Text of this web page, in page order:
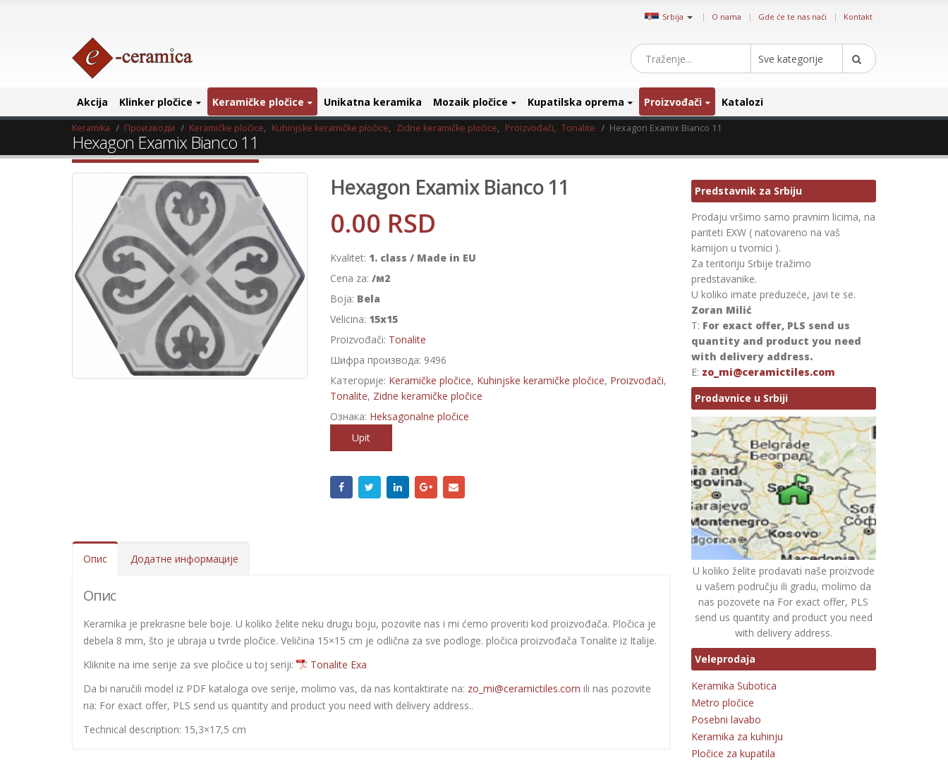
Srbija | O nama Gde će te nas naći Kontakt
Sve kategorije
Akcija Klinker pločice Keramičke pločice Unikatna keramika Mozaik pločice Kupatilska oprema Proizvođači Katalozi
Keramika Производи Keramičke pločice, Kuhinjske keramičke pločice, Zidne keramičke pločice, Proizvođači, Tonalite Hexagon Examix Bianco 11
Hexagon Examix Bianco 11
Hexagon Examix Bianco 11
0.00 RSD
Kvalitet: 1. class / Made in EU
Cena za: /м2
Boja: Bela
Velicina: 15x15
Proizvođači: Tonalite
Шифра производа: 9496
Категорије: Keramičke pločice, Kuhinjske keramičke pločice, Proizvođači,
Tonalite, Zidne keramičke pločice
Ознака: Heksagonalne pločice
Upit
Опис Додатне информације
Опис
Keramika je prekrasne bele boje. U koliko želite neku drugu boju, pozovite nas i mi ćemo proveriti kod proizvođača. Pločica je
debela 8 mm, što je ubraja u tvrde pločice. Veličina 15×15 cm je odlična za sve podloge. pločica proizvođača Tonalite iz Italije.
Kliknite na ime serije za sve pločice u toj seriji:
Tonalite Exa
Da bi naručili model iz PDF kataloga ove serije, molimo vas, da nas kontaktirate na: zo_mi@ceramictiles.com ili nas pozovite
na: For exact offer, PLS send us quantity and product you need with delivery address..
Technical description: 15,3×17,5 cm
Predstavnik za Srbiju
Prodaju vršimo samo pravnim licima, na
pariteti EXW ( natovareno na vaš
kamijon u tvornici ).
Za teritoriju Srbije tražimo
predstavanike.
U koliko imate preduzeće, javi te se.
Zoran Milić
T: For exact offer, PLS send us
quantity and product you need
with delivery address.
E: zo_mi@ceramictiles.com
Prodavnice u Srbiji
U koliko želite prodavati naše proizvode
u vašem području ili gradu, molimo da
nas pozovete na For exact offer, PLS
send us quantity and product you need
with delivery address.
Veleprodaja
Keramika Subotica
Metro pločice
Posebni lavabo
Keramika za kuhinju
Pločice za kupatila